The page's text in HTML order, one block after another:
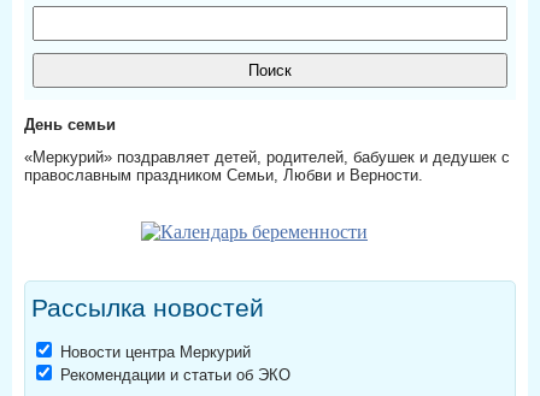
День семьи
«Меркурий» поздравляет детей, родителей, бабушек и дедушек с
православным праздником Семьи, Любви и Верности.
Рассылка новостей
Новости центра Меркурий
Рекомендации и статьи об ЭКО